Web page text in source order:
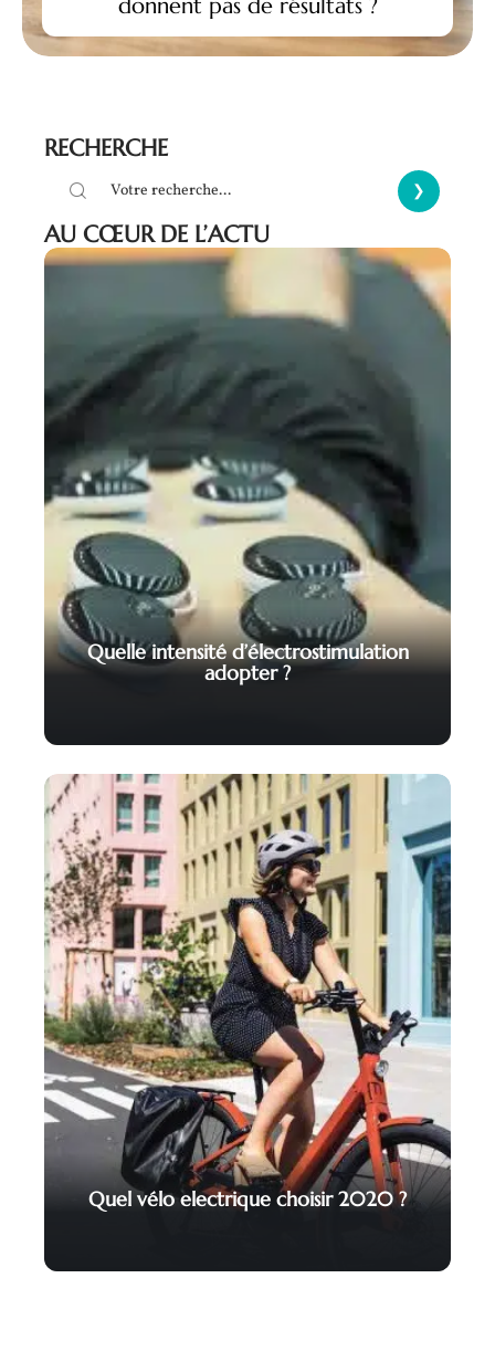
RECHERCHE
AU CŒUR DE L’ACTU
Quelle intensité d’électrostimulation
adopter ?
Quel vélo electrique choisir 2020 ?